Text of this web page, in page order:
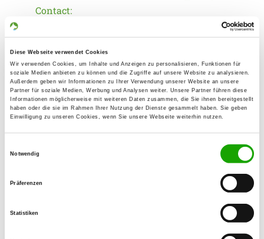
Diese Webseite verwendet Cookies
Wir verwenden Cookies, um Inhalte und Anzeigen zu personalisieren, Funktionen für
soziale Medien anbieten zu können und die Zugriffe auf unsere Website zu analysieren.
Außerdem geben wir Informationen zu Ihrer Verwendung unserer Website an unsere
Partner für soziale Medien, Werbung und Analysen weiter. Unsere Partner führen diese
Informationen möglicherweise mit weiteren Daten zusammen, die Sie ihnen bereitgestellt
haben oder die sie im Rahmen Ihrer Nutzung der Dienste gesammelt haben. Sie geben
Einwilligung zu unseren Cookies, wenn Sie unsere Webseite weiterhin nutzen.
Notwendig
Präferenzen
Statistiken
Contact:
Ostland-Ring 12
21787 Oberndorf
Training ground:
Ecke August-von-der-Wense-Weg 30
21789 Wingst
Phone:
04772 860855
E-Mail:
www.sv-og-Cadenberge-Wingst-e-